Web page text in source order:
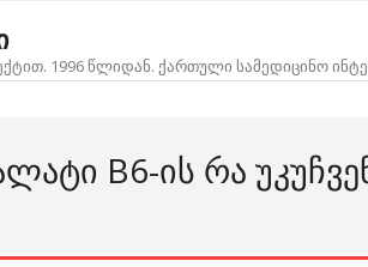
1996 წლიდან. ქართული სამედიცინო
B6-ᲘᲡ ᲠᲐ